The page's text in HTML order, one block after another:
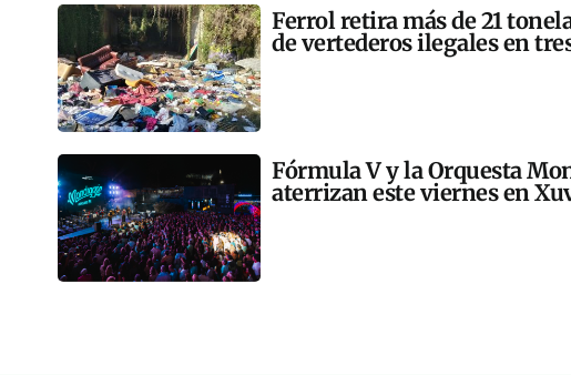
Ferrol retira más de 21
de vertederos ilegales en
Fórmula V y la Orquesta
aterrizan este viernes en